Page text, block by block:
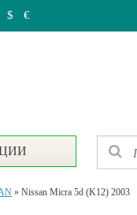
$ €
» Nissan Micra 5d (K12) 2003